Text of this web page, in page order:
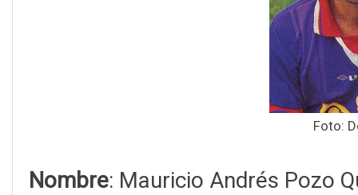
Foto:
Nombre: Mauricio Andrés Pozo